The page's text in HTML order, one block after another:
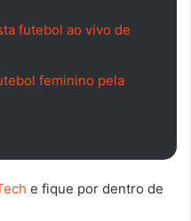
futebol ao vivo de
feminino pela
e fique por dentro de